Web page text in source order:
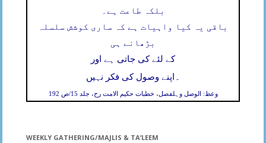
بلکہ طاعت ہے۔
باقی یہ کیا واہیات ہے کہ ساری کوشش سلسلہ
بڑھانے ہی
کے لئے کی جاتی ہے اور
اپنے وصول کی فکر نہیں ۔
وعظ: الوصل وہلفصل، خطبات حکیم الامت رح، جلد 15/ص 192
WEEKLY GATHERING/MAJLIS & TA’LEEM